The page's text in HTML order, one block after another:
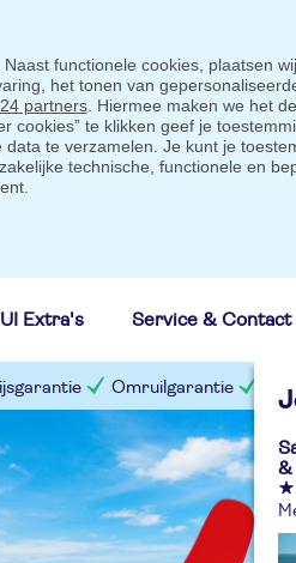
functionele cookies, plaatsen
het tonen van
partners. Hiermee maken we het
te klikken geef je
te verzamelen. Je kunt je
technische, functionele en
Extra's Service & Contact
&
Omruilgarantie